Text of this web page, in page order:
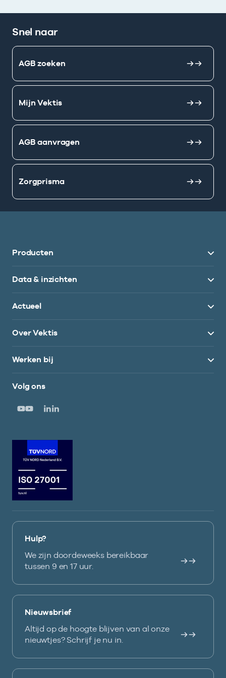
Snel naar
AGB zoeken
Mijn Vektis
AGB aanvragen
Zorgprisma
Producten
Data & inzichten
Actueel
Over Vektis
Werken bij
Volg ons
Hulp?
We zijn doordeweeks bereikbaar
tussen 9 en 17 uur.
Nieuwsbrief
Altijd op de hoogte blijven van al onze
nieuwtjes? Schrijf je nu in.